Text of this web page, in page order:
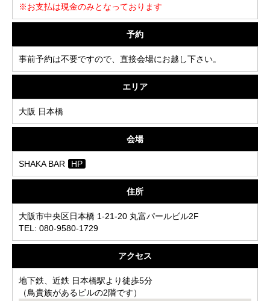
※お支払は現金のみとなっております
予約
事前予約は不要ですので、直接会場にお越し下さい。
エリア
大阪 日本橋
会場
SHAKA BAR HP
住所
大阪市中央区日本橋 1-21-20 丸富パールビル2F
TEL: 080-9580-1729
アクセス
地下鉄、近鉄 日本橋駅より徒歩5分
（鳥貴族があるビルの2階です）